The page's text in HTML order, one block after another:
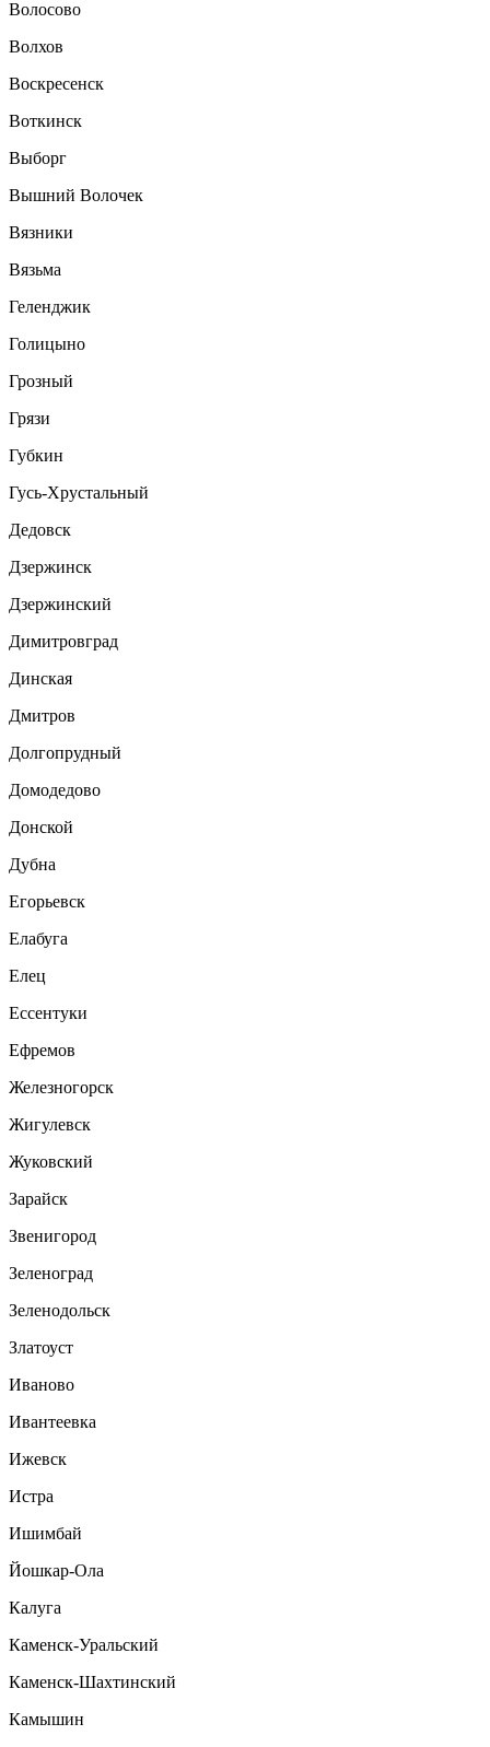
Волосово
Волхов
Воскресенск
Воткинск
Выборг
Вышний Волочек
Вязники
Вязьма
Геленджик
Голицыно
Грозный
Грязи
Губкин
Гусь-Хрустальный
Дедовск
Дзержинск
Дзержинский
Димитровград
Динская
Дмитров
Долгопрудный
Домодедово
Донской
Дубна
Егорьевск
Елабуга
Елец
Ессентуки
Ефремов
Железногорск
Жигулевск
Жуковский
Зарайск
Звенигород
Зеленоград
Зеленодольск
Златоуст
Иваново
Ивантеевка
Ижевск
Истра
Ишимбай
Йошкар-Ола
Калуга
Каменск-Уральский
Каменск-Шахтинский
Камышин